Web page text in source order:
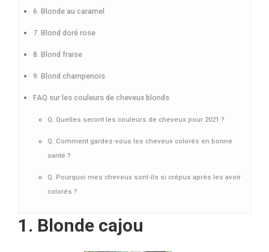
6. Blonde au caramel
7. Blond doré rose
8. Blond fraise
9. Blond champenois
FAQ sur les couleurs de cheveux blonds
Q. Quelles seront les couleurs de cheveux pour 2021 ?
Q. Comment gardez-vous les cheveux colorés en bonne
santé ?
Q. Pourquoi mes cheveux sont-ils si crépus après les avoir
colorés ?
1. Blonde cajou